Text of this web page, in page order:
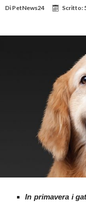
Di PetNews24 Scritto:
In primavera i